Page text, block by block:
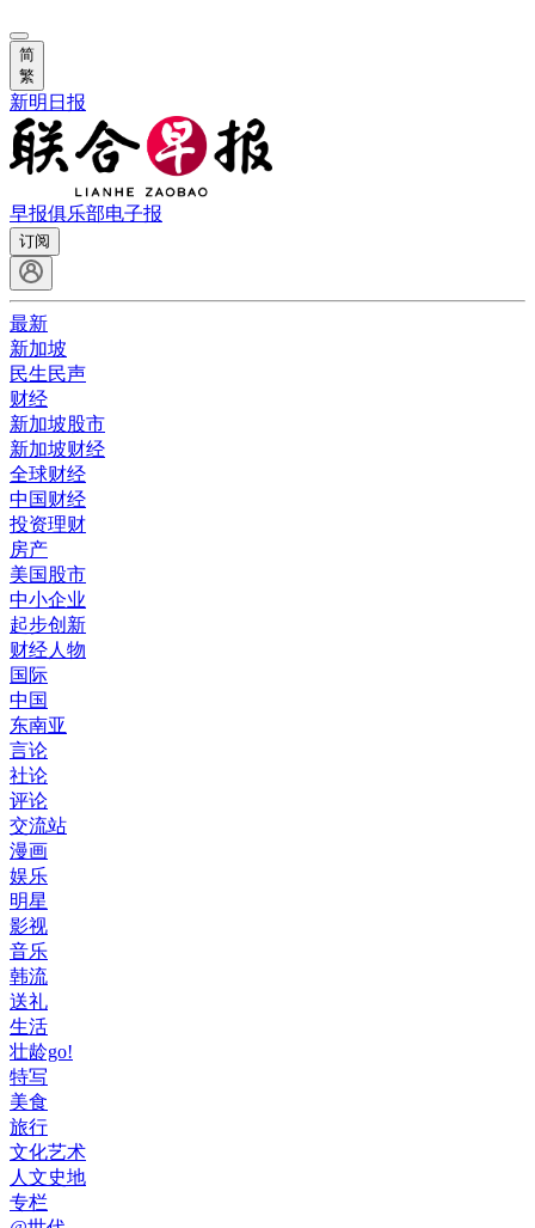
简
繁
新明日报
早报俱乐部电子报
订阅
最新
新加坡
民生民声
财经
新加坡股市
新加坡财经
全球财经
中国财经
投资理财
房产
美国股市
中小企业
起步创新
财经人物
国际
中国
东南亚
言论
社论
评论
交流站
漫画
娱乐
明星
影视
音乐
韩流
送礼
生活
壮龄go!
特写
美食
旅行
文化艺术
人文史地
专栏